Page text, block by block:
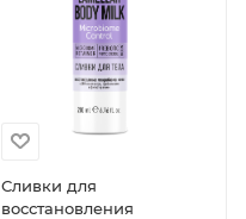
Сливки для
восстановления